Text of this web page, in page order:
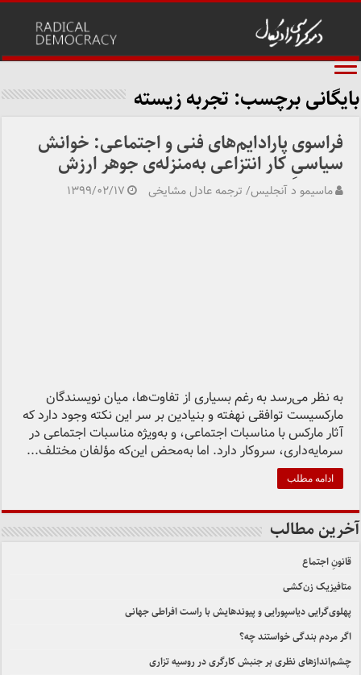
بایگانی برچسب:تجربه زیسته
فراسوی پارادایم‌های فنی و اجتماعی: خوانش
سیاسیِ کار انتزاعی به‌منزله‌ی جوهر ارزش
ماسیمو د آنجلیس/ ترجمه عادل مشایخی ۱۳۹۹/۰۲/۱۷
به نظر می‌رسد به رغم بسیاری از تفاوت‌ها، میان نویسندگان
مارکسیست توافقی نهفته و بنیادین بر سر این نکته وجود دارد که
آثار مارکس با مناسبات اجتماعی، و به‌ویژه مناسبات اجتماعی در
سرمایه‌داری، سروکار دارد. اما به‌محض این‌که مؤلفان مختلف...
ادامه مطلب
آخرین مطالب
قانونِ اجتماع
متافیزیک زن‌کشی
پهلوی‌گرایی دیاسپورایی و پیوندهایش با راست افراطی جهانی
اگر مردم بندگی خواستند چه؟
چشم‌اندازهای نظری بر جنبش کارگری در روسیه تزاری